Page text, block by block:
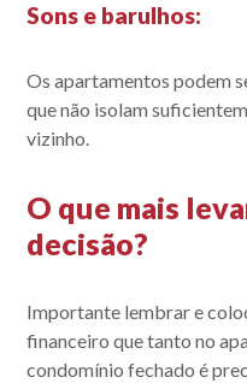
Sons e barulhos:
Os apartamentos podem
que não isolam
vizinho.
O que mais
decisão?
Importante lembrar e
financeiro que tanto no
condomínio fechado é